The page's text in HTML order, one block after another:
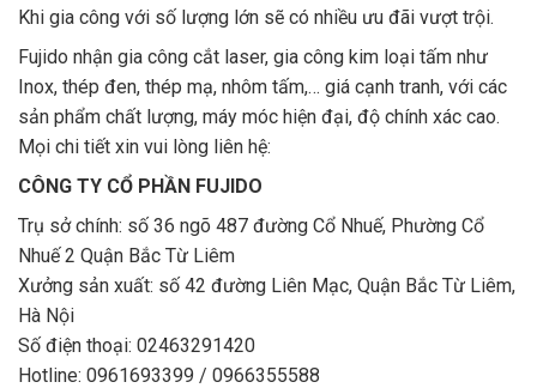
Khi gia công với số lượng lớn sẽ có nhiều ưu đãi vượt trội.
Fujido nhận gia công cắt laser, gia công kim loại tấm như
Inox, thép đen, thép mạ, nhôm tấm,… giá cạnh tranh, với các
sản phẩm chất lượng, máy móc hiện đại, độ chính xác cao.
Mọi chi tiết xin vui lòng liên hệ:
CÔNG TY CỔ PHẦN FUJIDO
Trụ sở chính: số 36 ngõ 487 đường Cổ Nhuế, Phường Cổ
Nhuế 2 Quận Bắc Từ Liêm
Xưởng sản xuất: số 42 đường Liên Mạc, Quận Bắc Từ Liêm,
Hà Nội
Số điện thoại: 02463291420
Hotline: 0961693399 / 0966355588